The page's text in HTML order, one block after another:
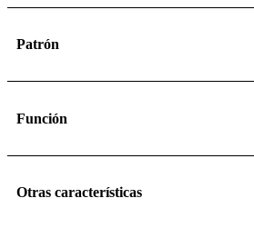
Patrón
Función
Otras características